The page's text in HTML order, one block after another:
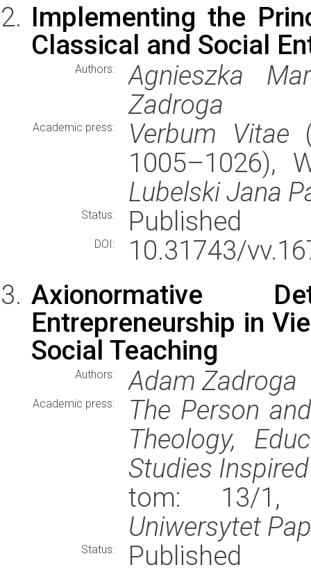
Implementing the
Classical and Social
Authors:
Agnieszka
Zadroga
Academic press: Verbum Vitae
1005–1026),
Lubelski Jana
Status: Published
DOI:
10.31743/
Axionormative
Entrepreneurship in
Social Teaching
Authors: Adam Zadroga
Academic press:
The Person
Theology,
Studies
tom: 13/1,
Uniwersytet
Status:
Published